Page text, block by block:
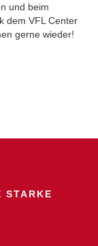
und beim
dem VFL Center
gerne wieder!
STARKE